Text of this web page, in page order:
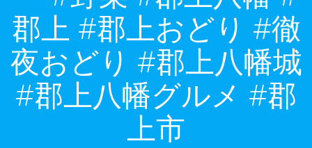
郡上 #郡上おどり #徹
夜おどり #郡上八幡城
#郡上八幡グルメ #郡
上市